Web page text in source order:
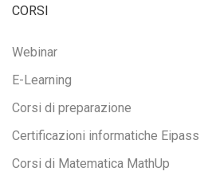
CORSI
Webinar
E-Learning
Corsi di preparazione
Certificazioni informatiche Eipass
Corsi di Matematica MathUp